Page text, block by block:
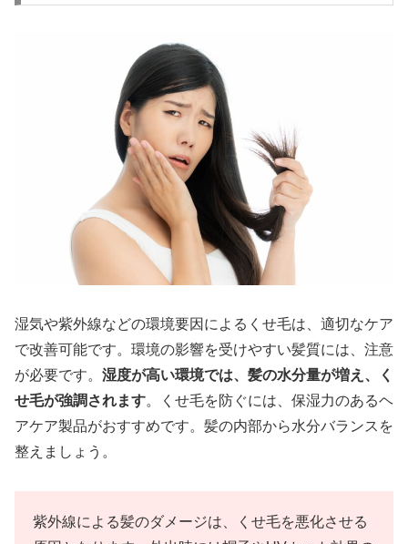
湿気や紫外線などの環境要因によるくせ毛は、適切なケア
で改善可能です。環境の影響を受けやすい髪質には、注意
が必要です。 湿度が高い環境では、髪の水分量が増え、く
せ毛が強調されます。くせ毛を防ぐには、保湿力のあるヘ
アケア製品がおすすめです。髪の内部から水分バランスを
整えましょう。
紫外線による髪のダメージは、くせ毛を悪化させる